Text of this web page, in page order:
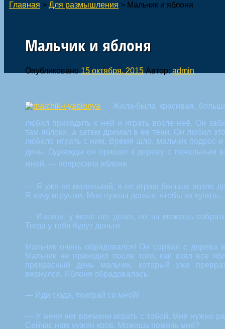
Главная > Для размышления > Мальчик и яблоня
Мальчик и яблоня
Опубликовано 15 октября, 2015 Автор:admin
Жила-была красивая,
любил приходить к ней и играть возле неё. Он
там яблоки, а затем дремал в ее тени. Он любил
любило играть с ним. Время шло, мальчик подрос
день. Однажды он пришел к дереву с печальным
мной. — попросила яблоня.
— Я уже не маленький, я не играю больше возле
Я хочу игрушки. Мне нужны деньги, чтобы их купить.
— Извини, у меня нет денег, но ты можешь
Тогда у тебя будут деньги.
Мальчик очень обрадовался! Он сорвал с дерева
Мальчик не приходил после того, как взял все
прекрасный день мальчик, который уже
вернулся. Яблоня обрадовалась.
— Иди сюда, поиграй со мной!
— У меня нет времени играть с тобой. Мне нужно
Сейчас нам нужен кров. Можешь помочь мне?